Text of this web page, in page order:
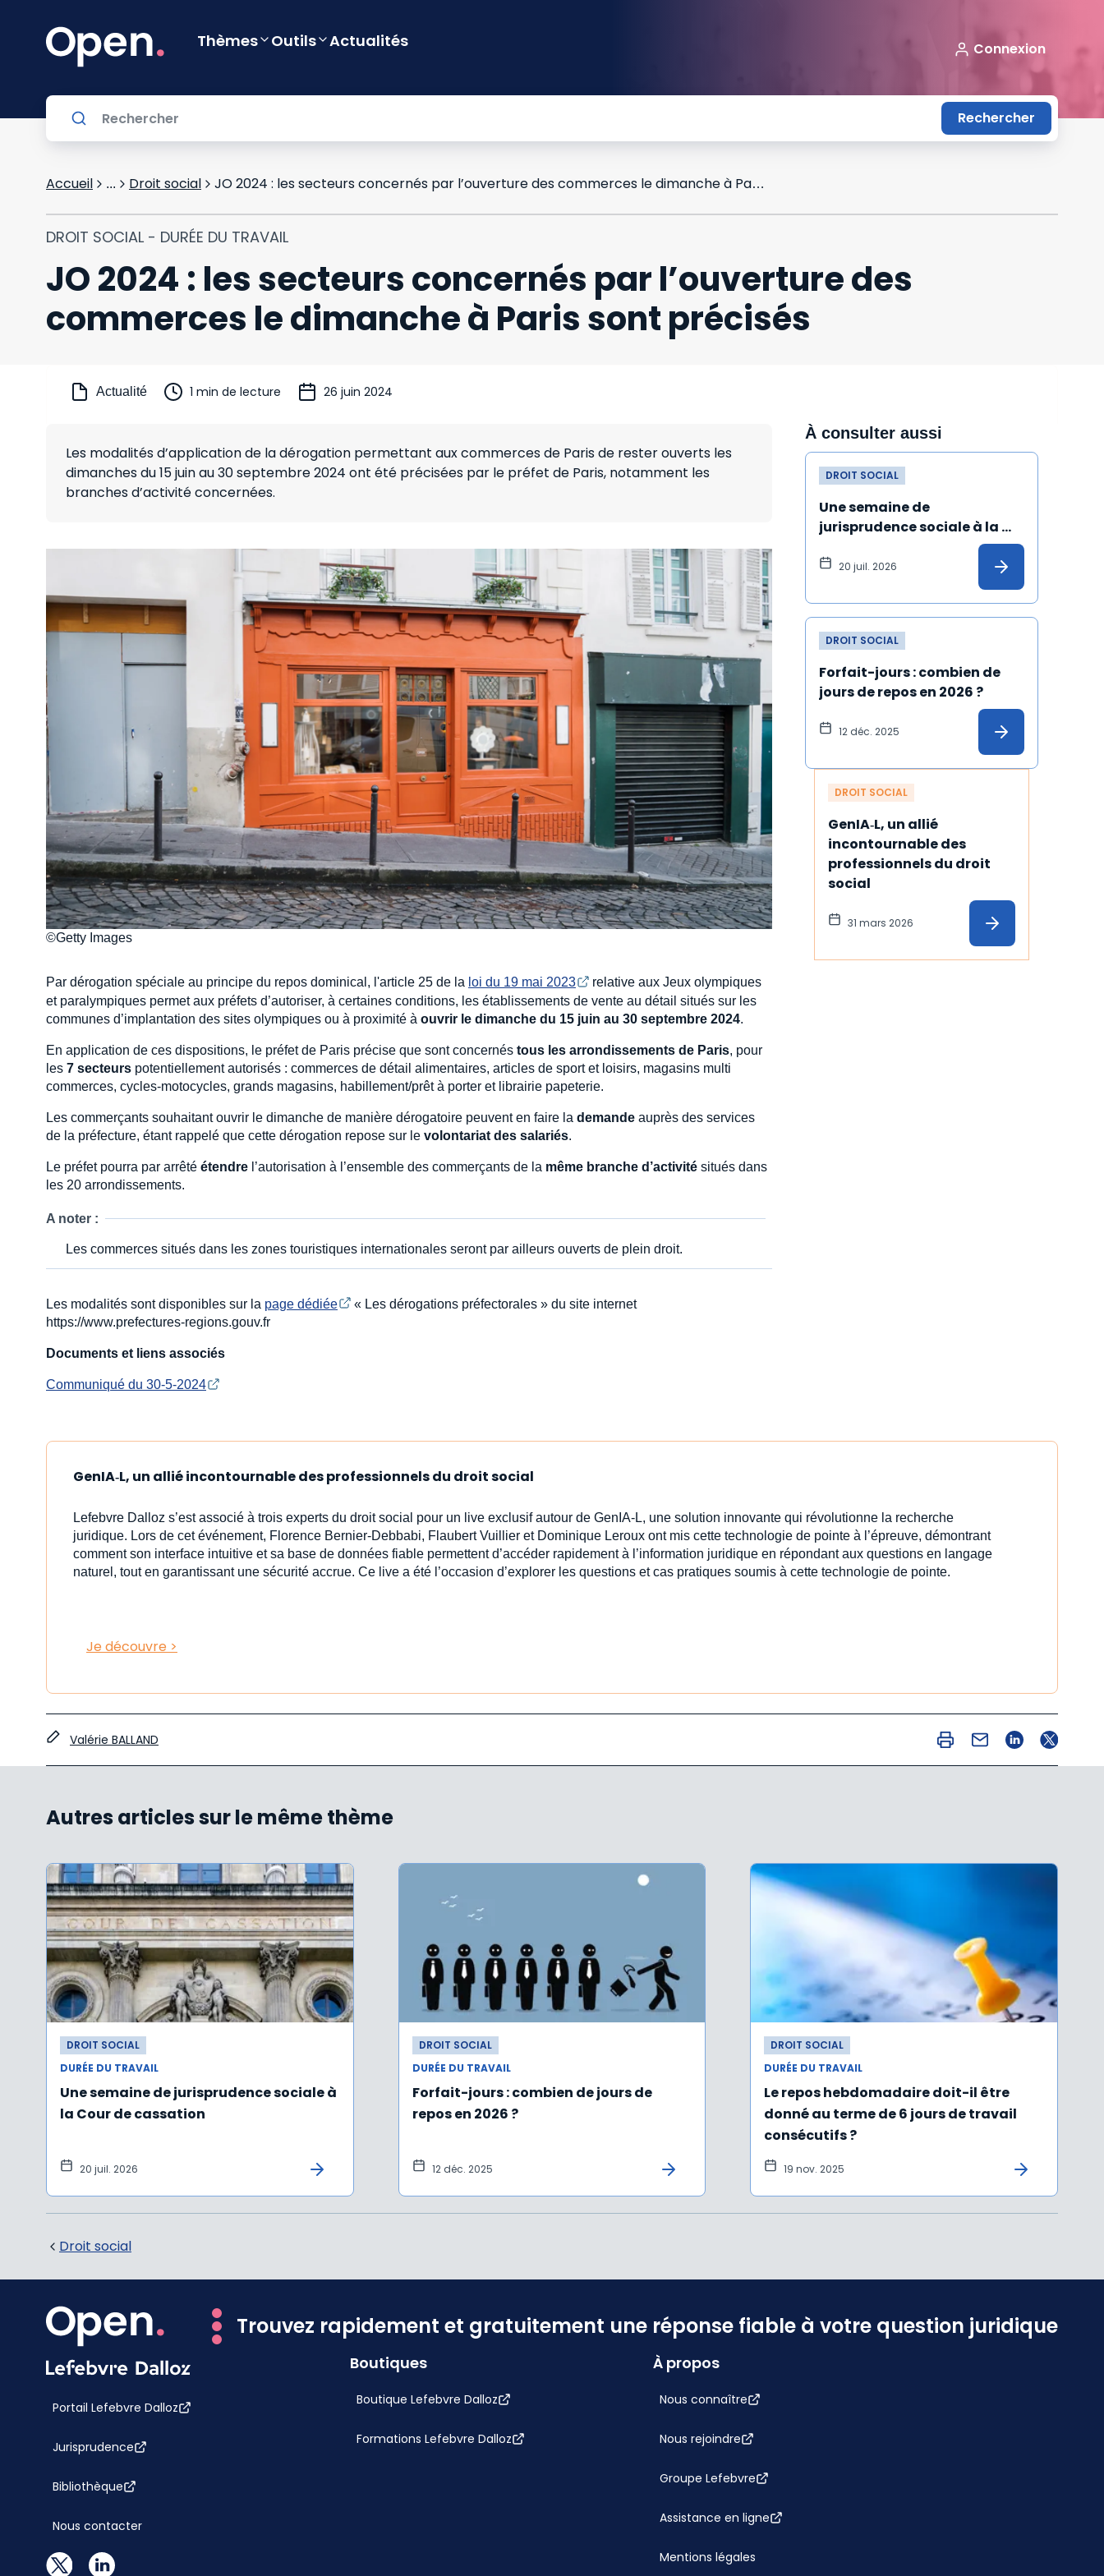
Thèmes Outils Actualités Connexion
Rechercher
Accueil ... Droit social JO 2024 : les secteurs concernés par l’ouverture des commerces le dimanche à Paris sont précisés
DROIT SOCIAL - DURÉE DU TRAVAIL
JO 2024 : les secteurs concernés par l’ouverture des
commerces le dimanche à Paris sont précisés
Actualité 1 min de lecture 26 juin 2024
Les modalités d’application de la dérogation permettant aux commerces de Paris de rester ouverts les
dimanches du 15 juin au 30 septembre 2024 ont été précisées par le préfet de Paris, notamment les
branches d’activité concernées.
©Getty Images
Par dérogation spéciale au principe du repos dominical, l'article 25 de la loi du 19 mai 2023
relative aux Jeux olympiques
et paralympiques permet aux préfets d’autoriser, à certaines conditions, les établissements de vente au détail situés sur les
communes d’implantation des sites olympiques ou à proximité à ouvrir le dimanche du 15 juin au 30 septembre 2024.
En application de ces dispositions, le préfet de Paris précise que sont concernés tous les arrondissements de Paris, pour
les 7 secteurs potentiellement autorisés : commerces de détail alimentaires, articles de sport et loisirs, magasins multi
commerces, cycles-motocycles, grands magasins, habillement/prêt à porter et librairie papeterie.
Les commerçants souhaitant ouvrir le dimanche de manière dérogatoire peuvent en faire la demande auprès des services
de la préfecture, étant rappelé que cette dérogation repose sur le volontariat des salariés.
Le préfet pourra par arrêté étendre l’autorisation à l’ensemble des commerçants de la même branche d’activité situés dans
les 20 arrondissements.
A noter :
Les commerces situés dans les zones touristiques internationales seront par ailleurs ouverts de plein droit.
Les modalités sont disponibles sur la page dédiée
« Les dérogations préfectorales » du site internet
https://www.prefectures-regions.gouv.fr
Documents et liens associés
Communiqué du 30-5-2024
À consulter aussi
DROIT SOCIAL
Une semaine de
jurisprudence sociale à la
20 juil. 2026
DROIT SOCIAL
Forfait-jours : combien de
jours de repos en 2026 ?
12 déc. 2025
DROIT SOCIAL
GenIA‑L, un allié
incontournable des
professionnels du droit
social
31 mars 2026
GenIA‑L, un allié incontournable des professionnels du droit social
Lefebvre Dalloz s’est associé à trois experts du droit social pour un live exclusif autour de GenIA‑L, une solution innovante qui révolutionne la recherche
juridique. Lors de cet événement, Florence Bernier-Debbabi, Flaubert Vuillier et Dominique Leroux ont mis cette technologie de pointe à l’épreuve, démontrant
comment son interface intuitive et sa base de données fiable permettent d’accéder rapidement à l’information juridique en répondant aux questions en langage
naturel, tout en garantissant une sécurité accrue. Ce live a été l’occasion d’explorer les questions et cas pratiques soumis à cette technologie de pointe.
Je découvre >
Valérie BALLAND
Autres articles sur le même thème
DROIT SOCIAL
DURÉE DU TRAVAIL
Une semaine de jurisprudence sociale à
la Cour de cassation
20 juil. 2026
DROIT SOCIAL
DURÉE DU TRAVAIL
Forfait-jours : combien de jours de
repos en 2026 ?
12 déc. 2025
DROIT SOCIAL
DURÉE DU TRAVAIL
Le repos hebdomadaire doit-il être
donné au terme de 6 jours de travail
consécutifs ?
19 nov. 2025
Droit social
Trouvez rapidement et gratuitement une réponse fiable à votre question juridique
Portail Lefebvre Dalloz
Jurisprudence
Bibliothèque
Nous contacter
Boutiques
Boutique Lefebvre Dalloz
Formations Lefebvre Dalloz
À propos
Nous connaître
Nous rejoindre
Groupe Lefebvre
Assistance en ligne
Mentions légales